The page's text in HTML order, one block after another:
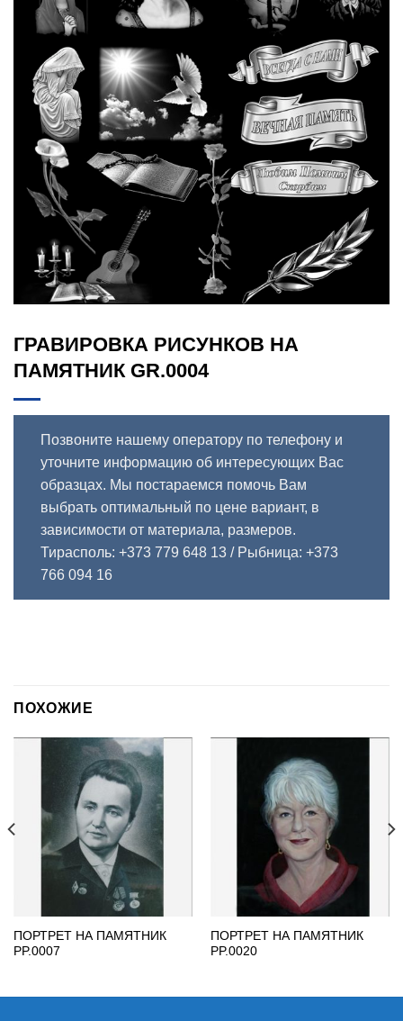
ГРАВИРОВКА РИСУНКОВ НА
ПАМЯТНИК GR.0004
Позвоните нашему оператору по телефону и
уточните информацию об интересующих Вас
образцах. Мы постараемся помочь Вам
выбрать оптимальный по цене вариант, в
зависимости от материала, размеров.
Тирасполь: +373 779 648 13 / Рыбница: +373
766 094 16
ПОХОЖИЕ
ПОРТРЕТ НА ПАМЯТНИК
PP.0007
ПОРТРЕТ НА ПАМЯТНИК
PP.0020